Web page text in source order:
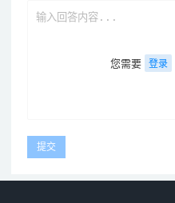
您需要 登录